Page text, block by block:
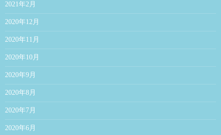
2021年2月
2020年12月
2020年11月
2020年10月
2020年9月
2020年8月
2020年7月
2020年6月